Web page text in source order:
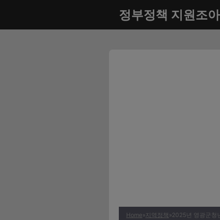
츠
정부정책 지원조아
Home»지역정책 »2025년 영광군청